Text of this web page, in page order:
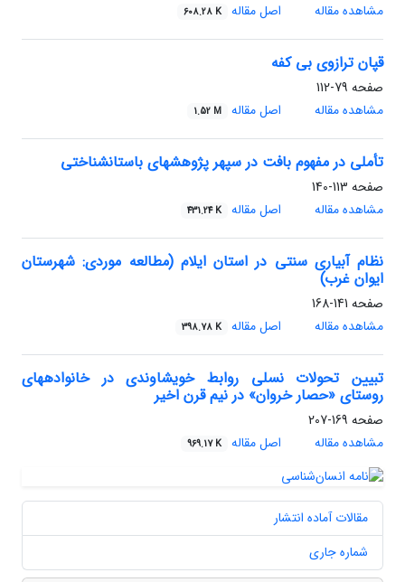
مشاهده مقاله
اصل مقاله 608.28 K
قپان ترازوی بی کفه
صفحه 79-112
مشاهده مقاله
اصل مقاله 1.52 M
تأملی در مفهوم بافت در سپهر پژوهش‏های باستان‏شناختی
صفحه 113-140
مشاهده مقاله
اصل مقاله 431.24 K
نظام آبیاری سنتی در استان ایلام (مطالعه موردی: شهرستان
ایوان غرب)
صفحه 141-168
مشاهده مقاله
اصل مقاله 398.78 K
تبیین تحولات نسلی روابط خویشاوندی در خانواده‏های
روستای «حصار خروان» در نیم قرن اخیر
صفحه 169-207
مشاهده مقاله
اصل مقاله 969.17 K
مقالات آماده انتشار
شماره جاری